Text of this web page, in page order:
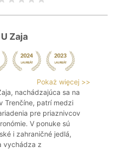
Zaja
Pokaż więcej >>
nachádzajúca sa na
Trenčíne, patrí medzi
pre priaznivcov
V ponuke sú
i zahraničné jedlá,
vychádza z